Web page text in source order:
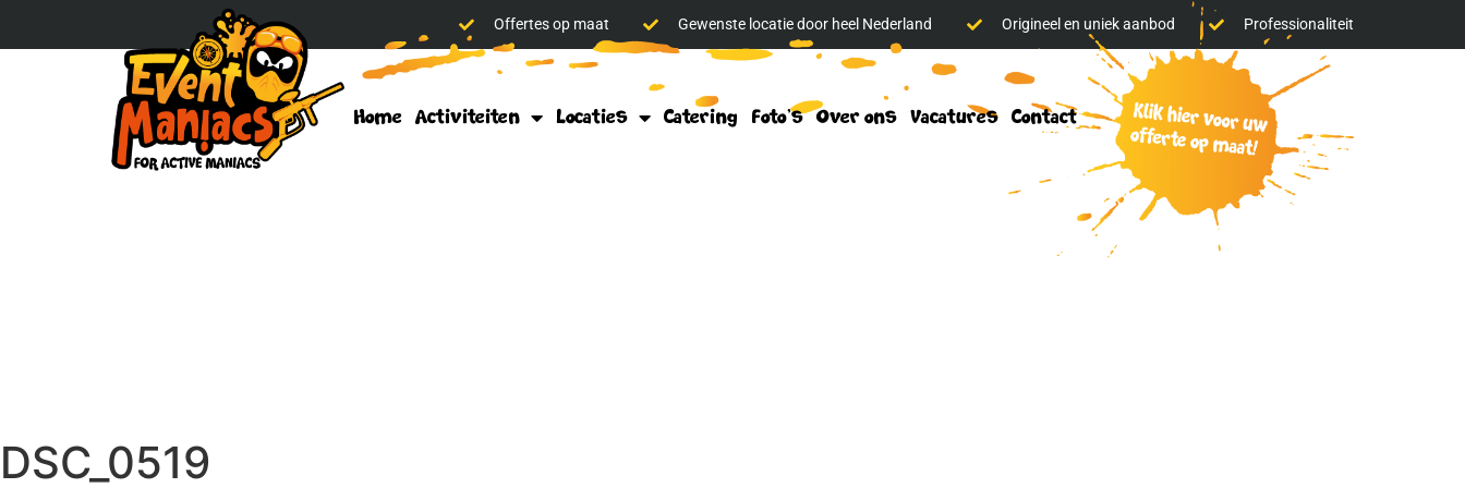
Offertes op maat Gewenste locatie door heel Nederland Origineel en uniek aanbod Professionaliteit
Home Activiteiten Locaties Catering Foto’s Over ons Vacatures Contact klik
DSC_0519